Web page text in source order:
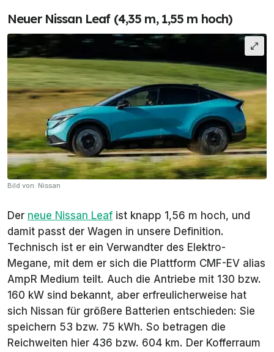
Neuer Nissan Leaf (4,35 m, 1,55 m hoch)
Bild von: Nissan
Der neue Nissan Leaf ist knapp 1,56 m hoch, und
damit passt der Wagen in unsere Definition.
Technisch ist er ein Verwandter des Elektro-
Megane, mit dem er sich die Plattform CMF-EV alias
AmpR Medium teilt. Auch die Antriebe mit 130 bzw.
160 kW sind bekannt, aber erfreulicherweise hat
sich Nissan für größere Batterien entschieden: Sie
speichern 53 bzw. 75 kWh. So betragen die
Reichweiten hier 436 bzw. 604 km. Der Kofferraum